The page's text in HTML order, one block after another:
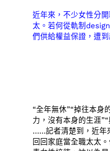
近年來，不少女性分
太。若何從軌制
們供給權益保證，遭
“全年無休”“掉往本身
力，沒有本身的生涯
……記者清楚到，近年
回回家庭當全職太太